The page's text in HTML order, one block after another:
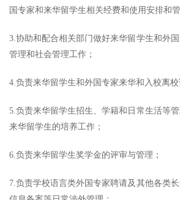
国专家和来华留学生相关经费和使用安排和管
3.协助和配合相关部门做好来华留学生和外
管理和社会管理工作；
4.负责来华留学生和外国专家来华和入校离校
5.负责来华留学生招生、学籍和日常生活等
来华留学生的培养工作；
6.负责来华留学生奖学金的评审与管理；
7.负责学校语言类外国专家聘请及其他各类长